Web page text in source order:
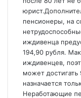
пенсионеры, на
иждивенца
194,90 рубля.
иждивенцев,
может достигать
назначается
Неработающие